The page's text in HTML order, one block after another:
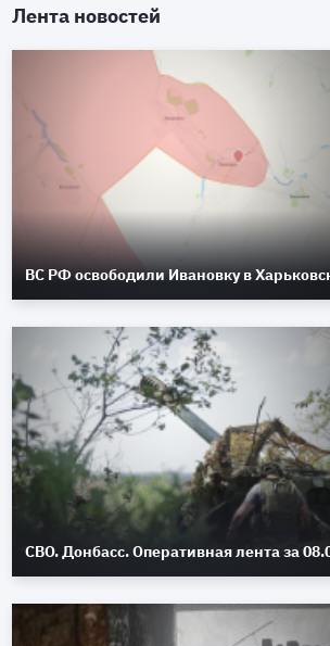
Лента новостей
ВС РФ освободили Ивановку в
СВО. Донбасс. Оперативная лента за